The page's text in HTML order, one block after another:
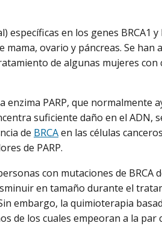
en los genes BRCA1 y
ovario y páncreas. Se han
de algunas mujeres con
PARP, que normalmente
suficiente daño en el ADN,
de BRCAen las células
de PARP.
con mutaciones de BRCA
en tamaño durante el
embargo, la quimioterapia
de los cuales empeoran a la par